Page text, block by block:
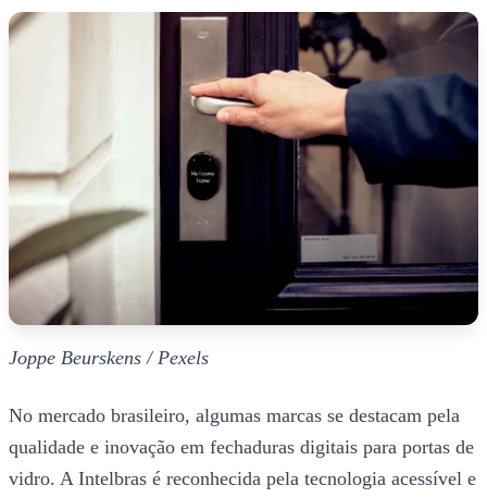
Joppe Beurskens / Pexels
No mercado brasileiro, algumas marcas se destacam pela
qualidade e inovação em fechaduras digitais para portas de
vidro. A Intelbras é reconhecida pela tecnologia acessível e